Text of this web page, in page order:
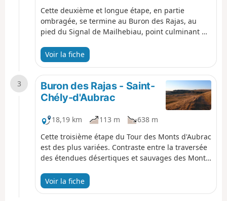
Cette deuxième et longue étape, en partie
ombragée, se termine au Buron des Rajas, au
pied du Signal de Mailhebiau, point culminant de
sauvage.
Voir la fiche
3
Buron des Rajas - Saint-
Chély-d'Aubrac
18,19 km 113 m
638 m
Cette troisième étape du Tour des Monts d'Aubrac
est des plus variées. Contraste entre la traversée
des étendues désertiques et sauvages des Monts
fraîcheur de la Forêt Domaniale d'Aubrac et de la
Réserve des Tourbières ensuite. Depuis le Buron
Voir la fiche